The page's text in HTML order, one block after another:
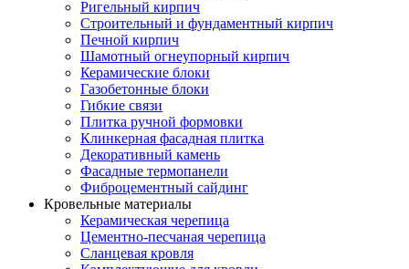
Ригельный кирпич
Строительный и фундаментный кирпич
Печной кирпич
Шамотный огнеупорный кирпич
Керамические блоки
Газобетонные блоки
Гибкие связи
Плитка ручной формовки
Клинкерная фасадная плитка
Декоративный камень
Фасадные термопанели
Фиброцементный сайдинг
Кровельные материалы
Керамическая черепица
Цементно-песчаная черепица
Сланцевая кровля